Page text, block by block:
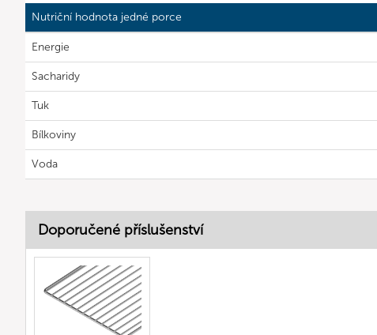
Nutriční hodnota jedné porce
Energie
Sacharidy
Tuk
Bílkoviny
Voda
Doporučené příslušenství